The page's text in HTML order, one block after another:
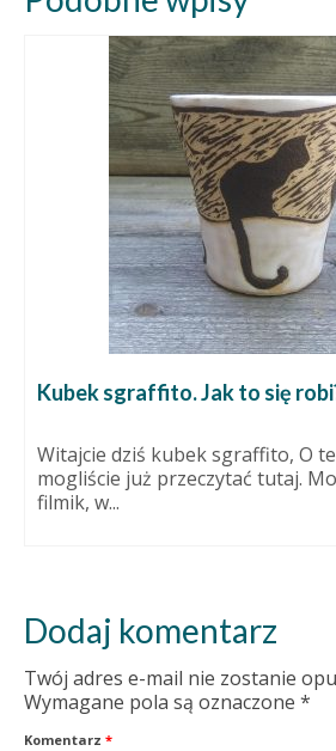
Kubek sgraffito. Jak to się
Witajcie dziś kubek sgraffito, O
mogliście już przeczytać tutaj.
filmik, w...
Dodaj komentarz
Twój adres e-mail nie zostanie
Wymagane pola są oznaczone *
Komentarz *